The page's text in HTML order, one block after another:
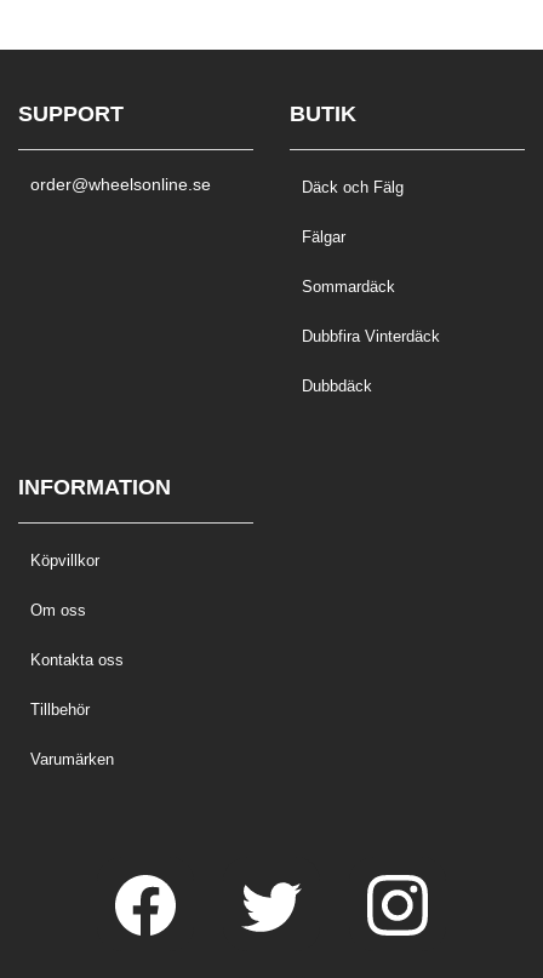
SUPPORT
order@wheelsonline.se
BUTIK
Däck och Fälg
Fälgar
Sommardäck
Dubbfira Vinterdäck
Dubbdäck
INFORMATION
Köpvillkor
Om oss
Kontakta oss
Tillbehör
Varumärken